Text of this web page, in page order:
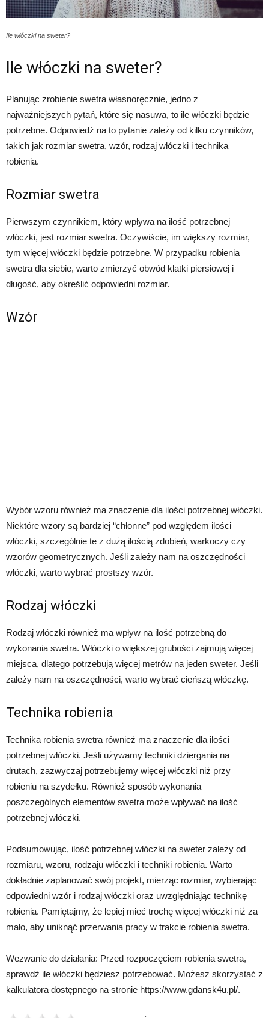
Ile włóczki na sweter?
Ile włóczki na sweter?
Planując zrobienie swetra własnoręcznie, jedno z
najważniejszych pytań, które się nasuwa, to ile włóczki będzie
potrzebne. Odpowiedź na to pytanie zależy od kilku czynników,
takich jak rozmiar swetra, wzór, rodzaj włóczki i technika
robienia.
Rozmiar swetra
Pierwszym czynnikiem, który wpływa na ilość potrzebnej
włóczki, jest rozmiar swetra. Oczywiście, im większy rozmiar,
tym więcej włóczki będzie potrzebne. W przypadku robienia
swetra dla siebie, warto zmierzyć obwód klatki piersiowej i
długość, aby określić odpowiedni rozmiar.
Wzór
Wybór wzoru również ma znaczenie dla ilości potrzebnej włóczki.
Niektóre wzory są bardziej “chłonne” pod względem ilości
włóczki, szczególnie te z dużą ilością zdobień, warkoczy czy
wzorów geometrycznych. Jeśli zależy nam na oszczędności
włóczki, warto wybrać prostszy wzór.
Rodzaj włóczki
Rodzaj włóczki również ma wpływ na ilość potrzebną do
wykonania swetra. Włóczki o większej grubości zajmują więcej
miejsca, dlatego potrzebują więcej metrów na jeden sweter. Jeśli
zależy nam na oszczędności, warto wybrać cieńszą włóczkę.
Technika robienia
Technika robienia swetra również ma znaczenie dla ilości
potrzebnej włóczki. Jeśli używamy techniki dziergania na
drutach, zazwyczaj potrzebujemy więcej włóczki niż przy
robieniu na szydełku. Również sposób wykonania
poszczególnych elementów swetra może wpływać na ilość
potrzebnej włóczki.
Podsumowując, ilość potrzebnej włóczki na sweter zależy od
rozmiaru, wzoru, rodzaju włóczki i techniki robienia. Warto
dokładnie zaplanować swój projekt, mierząc rozmiar, wybierając
odpowiedni wzór i rodzaj włóczki oraz uwzględniając technikę
robienia. Pamiętajmy, że lepiej mieć trochę więcej włóczki niż za
mało, aby uniknąć przerwania pracy w trakcie robienia swetra.
Wezwanie do działania: Przed rozpoczęciem robienia swetra,
sprawdź ile włóczki będziesz potrzebować. Możesz skorzystać z
kalkulatora dostępnego na stronie https://www.gdansk4u.pl/.